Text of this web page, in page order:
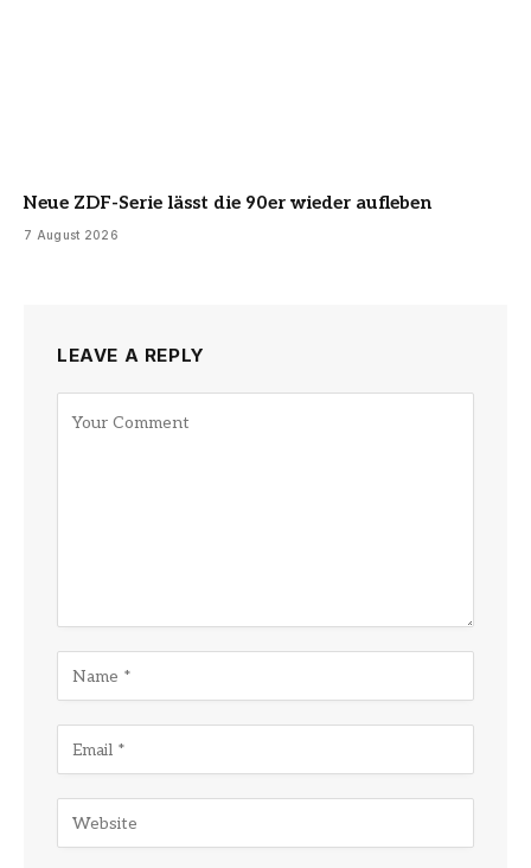
Neue ZDF-Serie lässt die 90er wieder aufleben
7 August 2026
LEAVE A REPLY